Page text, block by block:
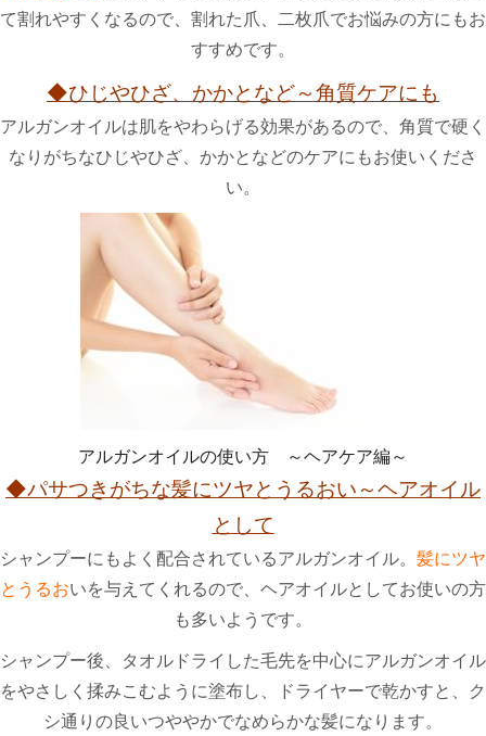
て割れやすくなるので、割れた爪、二枚爪でお悩みの方にもお
すすめです。
◆ひじやひざ、かかとなど～角質ケアにも
アルガンオイルは肌をやわらげる効果があるので、角質で硬く
なりがちなひじやひざ、かかとなどのケアにもお使いくださ
い。
アルガンオイルの使い方 ～ヘアケア編～
◆パサつきがちな髪にツヤとうるおい～ヘアオイル
として
シャンプーにもよく配合されているアルガンオイル。 髪にツヤ
とうるおいを与えてくれるので、ヘアオイルとしてお使いの方
も多いようです。
シャンプー後、タオルドライした毛先を中心にアルガンオイル
をやさしく揉みこむように塗布し、ドライヤーで乾かすと、ク
シ通りの良いつややかでなめらかな髪になります。